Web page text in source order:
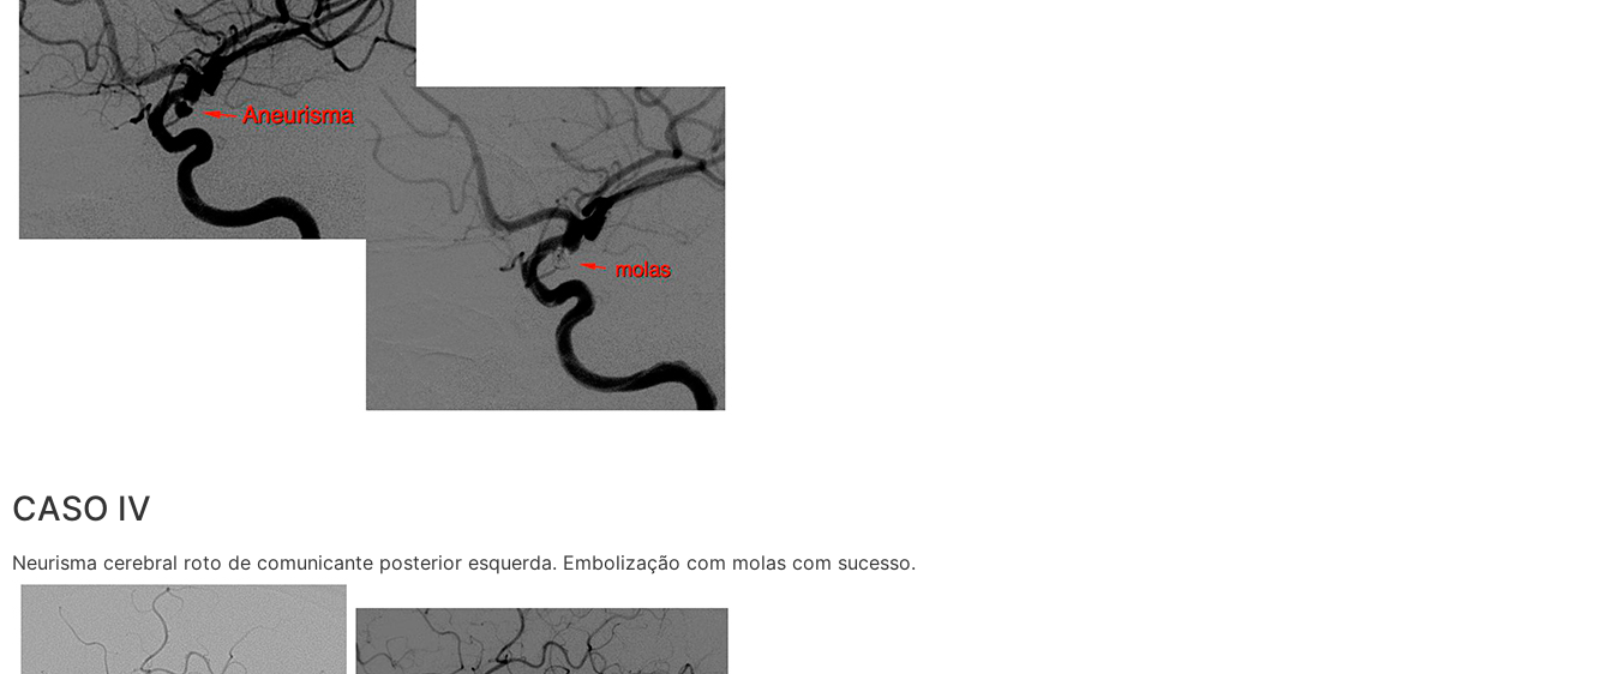
CASO IV
Neurisma cerebral roto de comunicante posterior esquerda. Embolização com molas com sucesso.